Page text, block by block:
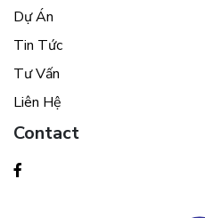
Dự Án
Tin Tức
Tư Vấn
Liên Hệ
Contact